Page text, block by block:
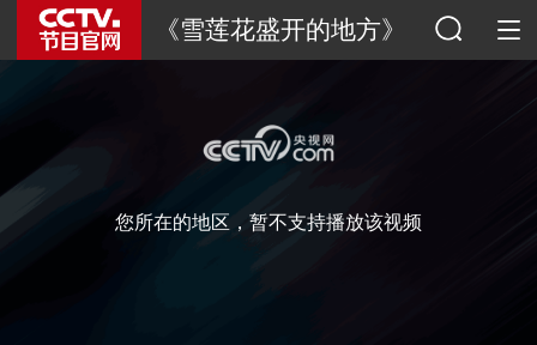
《雪莲花盛开的地方》
您所在的地区，暂不支持播放该视频